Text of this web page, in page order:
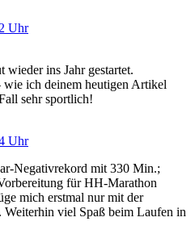
Uhr
wieder ins Jahr gestartet.
wie ich deinem heutigen Artikel
sehr sportlich!
Uhr
Negativrekord mit 330 Min.;
für HH-Marathon
mich erstmal nur mit der
viel Spaß beim Laufen in